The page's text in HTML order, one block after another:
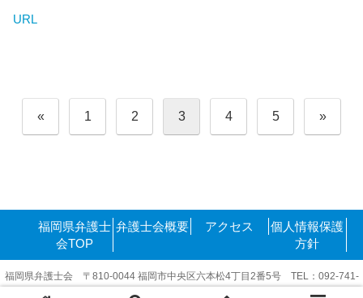
URL
稿
の
送
り
« 1 2 3 4 5 »
福岡県弁護士
会TOP
弁護士会概要 アクセス
個人情報保護
方針
福岡県弁護士会 〒810-0044 福岡市中央区六本松4丁目2番5号 TEL：092-741-